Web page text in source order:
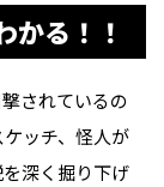
かる！！
されているの
ッチ、怪人が
深く掘り下げ